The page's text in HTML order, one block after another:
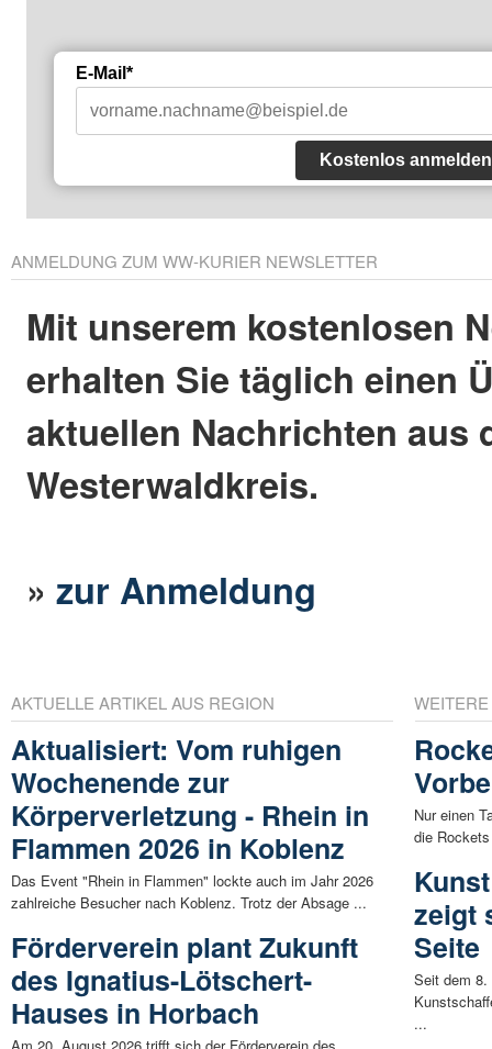
E-Mail*
Kostenlos anmelden
ANMELDUNG ZUM WW-KURIER NEWSLETTER
Mit unserem kostenlosen
erhalten Sie täglich einen
aktuellen Nachrichten aus
Westerwaldkreis.
»zur Anmeldung
AKTUELLE ARTIKEL AUS REGION
Aktualisiert: Vom ruhigen
Wochenende zur
Körperverletzung - Rhein in
Flammen 2026 in Koblenz
Das Event "Rhein in Flammen" lockte auch im Jahr 2026
zahlreiche Besucher nach Koblenz. Trotz der Absage ...
Förderverein plant Zukunft
des Ignatius-Lötschert-
Hauses in Horbach
Nur einen
die
zeigt
Seite
Seit dem
...